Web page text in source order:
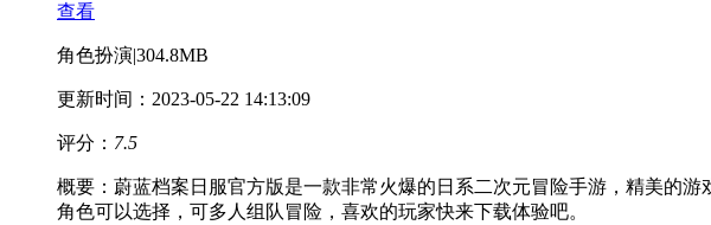
查看
角色扮演|304.8MB
更新时间：2023-05-22 14:13:09
评分： 7.5
概要： 蔚蓝档案日服官方版是一款非常火爆的日系二次元冒险手游，精美的
角色可以选择，可多人组队冒险，喜欢的玩家快来下载体验吧。